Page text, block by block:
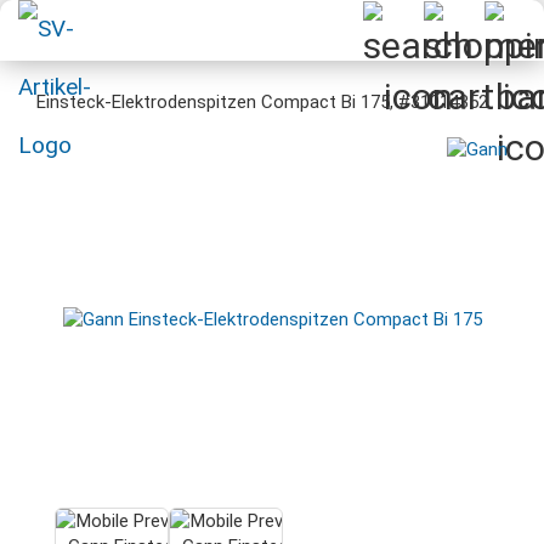
Einsteck-Elektrodenspitzen Compact Bi 175, #31014352